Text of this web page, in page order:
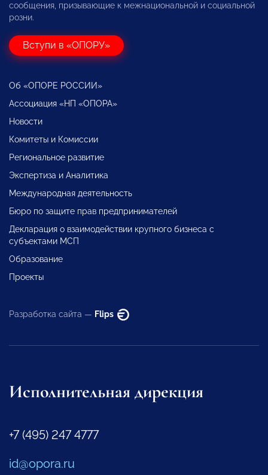
сообщения, призывающие к межнациональной и социальной
розни.
Вступи в «ОПОРУ»
Об «ОПОРЕ РОССИИ»
Ассоциация «НП «ОПОРА»
Новости
Комитеты и Комиссии
Региональное развитие
Экспертиза и Аналитика
Международная деятельность
Бюро по защите прав предпринимателей
Декларация о взаимодействии крупного бизнеса с
субъектами МСП
Образование
Проекты
Разработка сайта — Flips
Исполнительная дирекция
+7 (495) 247 4777
id@opora.ru